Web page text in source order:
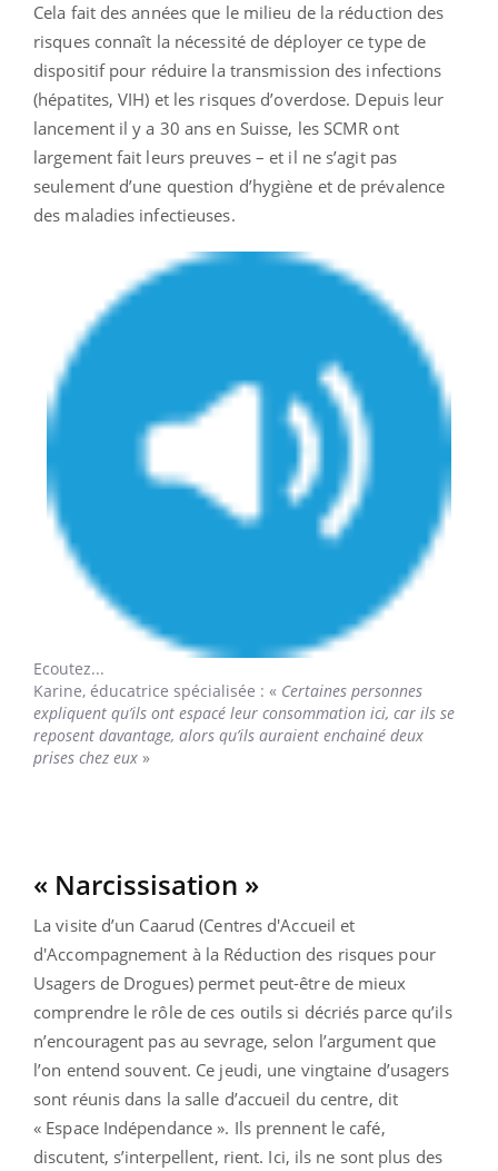
Cela fait des années que le milieu de la réduction des
risques connaît la nécessité de déployer ce type de
dispositif pour réduire la transmission des infections
(hépatites, VIH) et les risques d’overdose. Depuis leur
lancement il y a 30 ans en Suisse, les SCMR ont
largement fait leurs preuves – et il ne s’agit pas
seulement d’une question d’hygiène et de prévalence
des maladies infectieuses.
Ecoutez...
Karine, éducatrice spécialisée : « Certaines personnes
expliquent qu’ils ont espacé leur consommation ici, car ils se
reposent davantage, alors qu’ils auraient enchainé deux
prises chez eux »
« Narcissisation »
La visite d’un Caarud (Centres d'Accueil et
d'Accompagnement à la Réduction des risques pour
Usagers de Drogues) permet peut-être de mieux
comprendre le rôle de ces outils si décriés parce qu’ils
n’encouragent pas au sevrage, selon l’argument que
l’on entend souvent. Ce jeudi, une vingtaine d’usagers
sont réunis dans la salle d’accueil du centre, dit
« Espace Indépendance ». Ils prennent le café,
discutent, s’interpellent, rient. Ici, ils ne sont plus des